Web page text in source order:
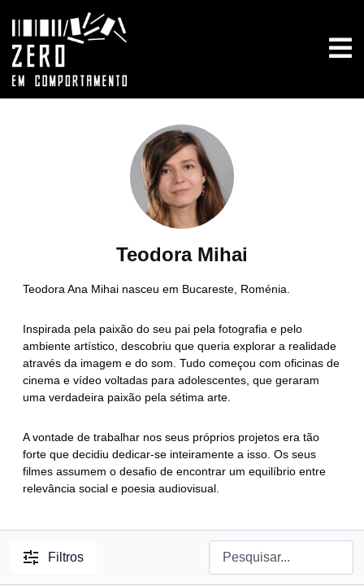
Teodora Mihai
Teodora Ana Mihai nasceu em Bucareste, Roménia.
Inspirada pela paixão do seu pai pela fotografia e pelo
ambiente artístico, descobriu que queria explorar a realidade
através da imagem e do som. Tudo começou com oficinas de
cinema e vídeo voltadas para adolescentes, que geraram
uma verdadeira paixão pela sétima arte.
A vontade de trabalhar nos seus próprios projetos era tão
forte que decidiu dedicar-se inteiramente a isso. Os seus
filmes assumem o desafio de encontrar um equilíbrio entre
relevância social e poesia audiovisual.
Filtros